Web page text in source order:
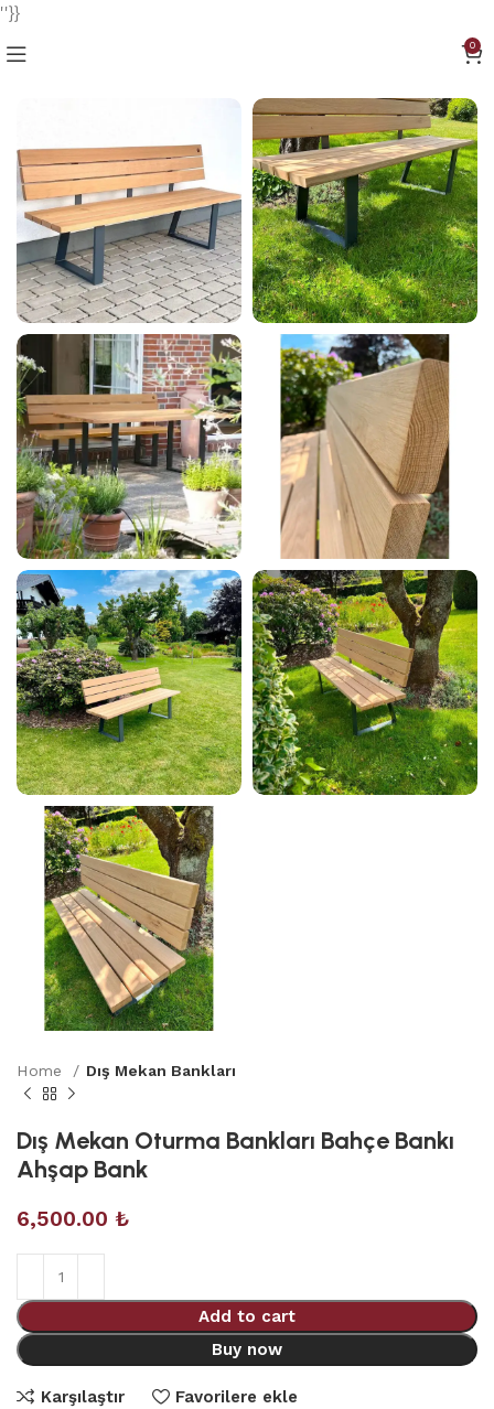
''}}
0
Home Dış Mekan Bankları
Dış Mekan Oturma Bankları Bahçe Bankı
Ahşap Bank
6,500.00 ₺
Add to cart
Buy now
Karşılaştır Favorilere ekle